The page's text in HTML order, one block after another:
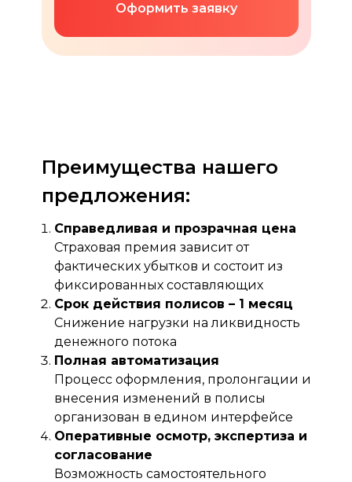
Оформить заявку
Преимущества нашего
предложения:
Справедливая и прозрачная цена
Страховая премия зависит от
фактических убытков и состоит из
фиксированных составляющих
Срок действия полисов – 1 месяц
Снижение нагрузки на ликвидность
денежного потока
Полная автоматизация
Процесс оформления, пролонгации и
внесения изменений в полисы
организован в едином интерфейсе
Оперативные осмотр, экспертиза и
согласование
Возможность самостоятельного